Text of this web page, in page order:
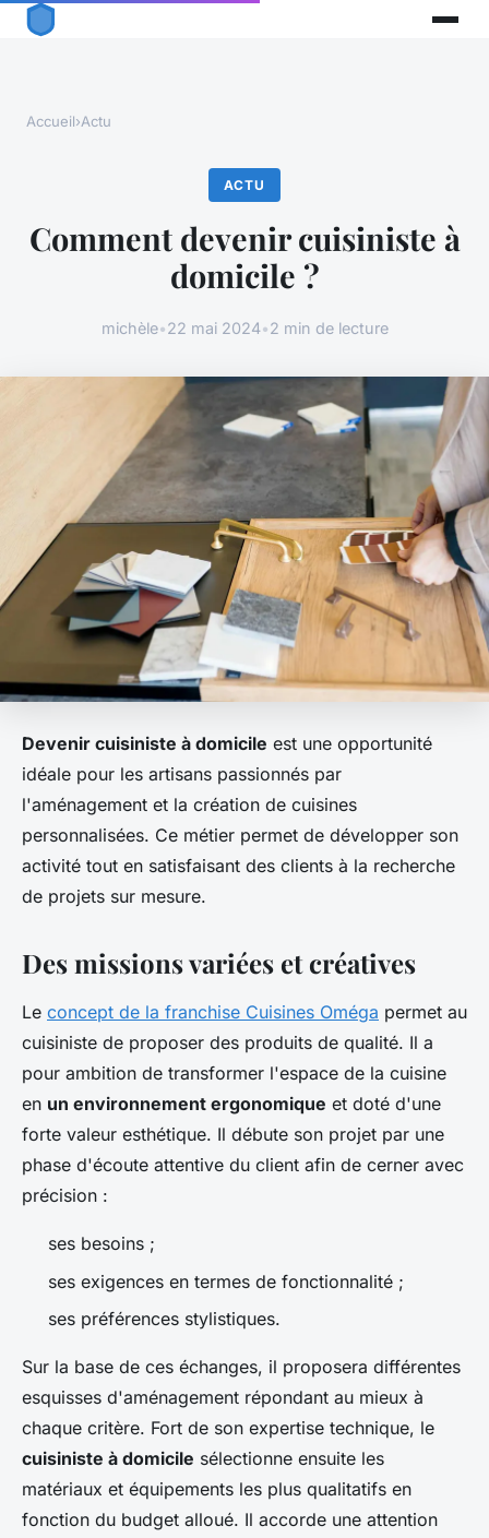
Accueil›Actu
ACTU
Comment devenir cuisiniste à
domicile ?
michèle•22 mai 2024•2 min de lecture
Devenir cuisiniste à domicile est une opportunité
idéale pour les artisans passionnés par
l'aménagement et la création de cuisines
personnalisées. Ce métier permet de développer son
activité tout en satisfaisant des clients à la recherche
de projets sur mesure.
Des missions variées et créatives
Le concept de la franchise Cuisines Oméga permet au
cuisiniste de proposer des produits de qualité. Il a
pour ambition de transformer l'espace de la cuisine
en un environnement ergonomique et doté d'une
forte valeur esthétique. Il débute son projet par une
phase d'écoute attentive du client afin de cerner avec
précision :
ses besoins ;
ses exigences en termes de fonctionnalité ;
ses préférences stylistiques.
Sur la base de ces échanges, il proposera différentes
esquisses d'aménagement répondant au mieux à
chaque critère. Fort de son expertise technique, le
cuisiniste à domicile sélectionne ensuite les
matériaux et équipements les plus qualitatifs en
fonction du budget alloué. Il accorde une attention